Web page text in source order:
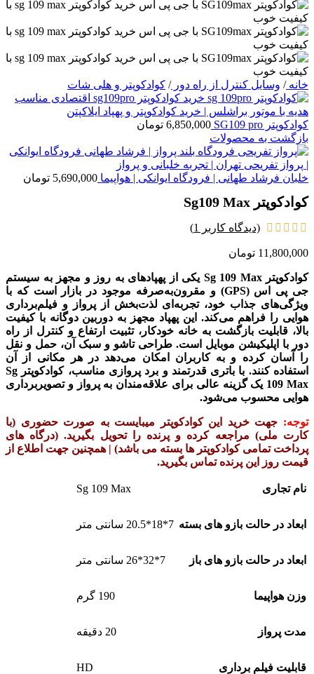
خانه/ وسایل کنترل از راه دور/ کوادکوپتر و هلی شات
کوادکوپتر SG109 pro 6,850,000 تومان
بازگشت به محصولات
خلبان فرشاد طهانی | فرودگاه ایوانکی | هواپیما 5,690,000 تومان
کوادکوپتر Sg109 Max
(دیدگاه کاربر 1
)
11,800,000 تومان
کوادکوپتر Sg 109 Max یکی از پهپادهای به روز و مجهز به سیستم
جی پی اس (GPS) و مقرون‌به‌صرفه موجود در بازار است که با
ویژگی‌های جذاب خود، تجربه‌ای لذت‌بخش از پرواز و فیلم‌برداری
هوایی را فراهم می‌کند. این پهپاد مجهز به دوربین دوگانه با کیفیت
بالا، قابلیت بازگشت به خانه خودکار، تثبیت ارتفاع و کنترل از راه
دور با اپلیکیشن موبایل است. طراحی تاشو و سبک آن، حمل و نقل
را آسان کرده و به کاربران امکان می‌دهد در هر مکانی از آن
استفاده کنند. با باتری قدرتمند و برد پروازی مناسب، کوادکوپتر Sg
109 Max یک گزینه عالی برای علاقه‌مندان به پرواز و تصویربرداری
هوایی محسوب می‌شود.
توجه: جهت خرید این کوادکوپتر میبایست به صورت حضوری (با
کارت ملی) مراجعه کرده و پرنده را تحویل بگیرید. (درگاه های
پرداخت تمامی کوادکوپتر ها بسته می باشد) | همچنین جهت اطلاع از
قیمت روز این پرنده تماس بگیرید.
نام تجاری Sg 109 Max
ابعاد در حالت بازو های بسته 7*18*20.5 سانتی متر
ابعاد در حالت بازو های باز 7*32*26 سانتی متر
وزن هواپیما 190 گرم
مدت پرواز 20 دقیقه
قابلیت فیلم برداری HD